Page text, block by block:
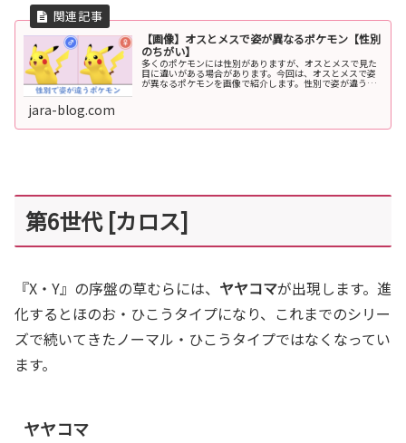
【画像】オスとメスで姿が異なるポケモン【性別
のちがい】
多くのポケモンには性別がありますが、オスとメスで見た
目に違いがある場合があります。今回は、オスとメスで姿
が異なるポケモンを画像で紹介します。性別で姿が違うポ
jara-blog.com
第6世代 [カロス]
『X・Y』の序盤の草むらには、 ヤヤコマが出現します。進
化するとほのお・ひこうタイプになり、これまでのシリー
ズで続いてきたノーマル・ひこうタイプではなくなってい
ます。
ヤヤコマ